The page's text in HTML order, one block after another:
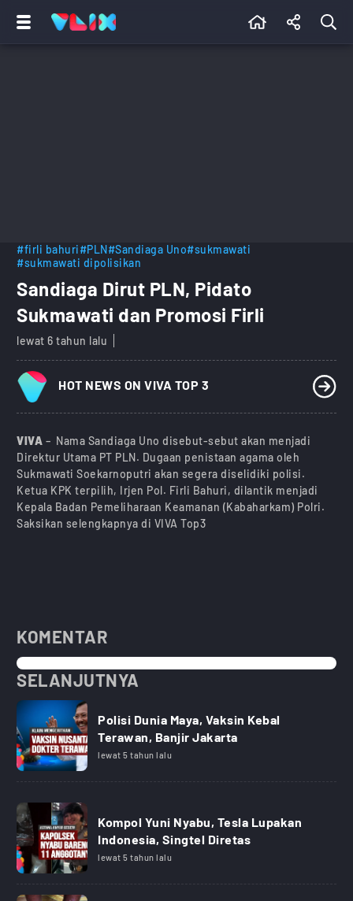
#firli bahuri#PLN#Sandiaga Uno#sukmawati
#sukmawati dipolisikan
Sandiaga Dirut PLN, Pidato
Sukmawati dan Promosi Firli
lewat 6 tahun lalu
HOT NEWS ON VIVA TOP 3
VIVA – Nama Sandiaga Uno disebut-sebut akan menjadi
Direktur Utama PT PLN. Dugaan penistaan agama oleh
Sukmawati Soekarnoputri akan segera diselidiki polisi.
Ketua KPK terpilih, Irjen Pol. Firli Bahuri, dilantik menjadi
Kepala Badan Pemeliharaan Keamanan (Kabaharkam) Polri.
Saksikan selengkapnya di VIVA Top3
KOMENTAR
SELANJUTNYA
Polisi Dunia Maya, Vaksin Kebal
Terawan, Banjir Jakarta
lewat 5 tahun lalu
Kompol Yuni Nyabu, Tesla Lupakan
Indonesia, Singtel Diretas
lewat 5 tahun lalu